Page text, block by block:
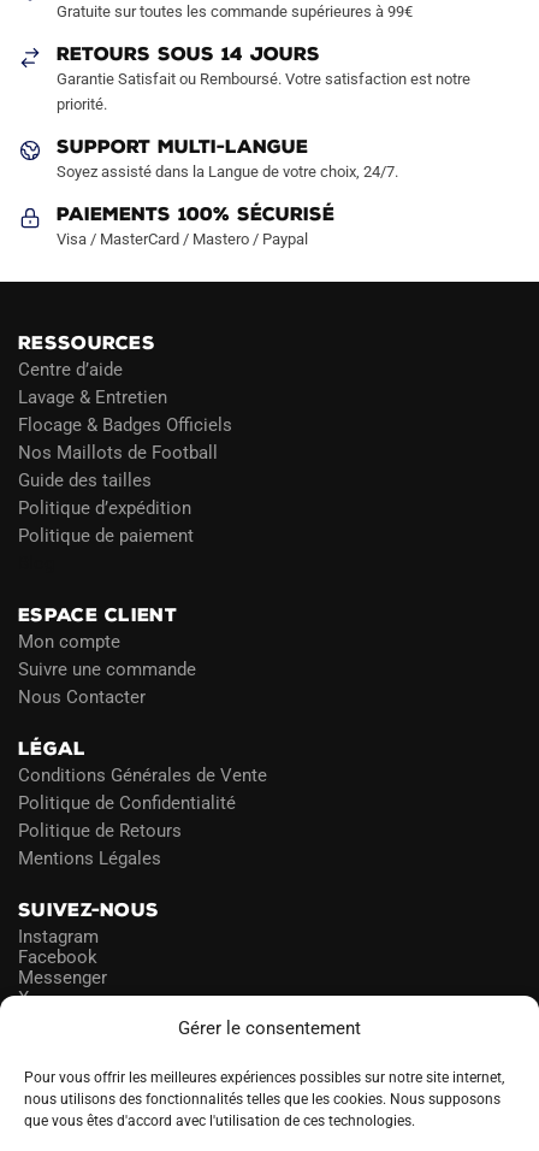
Gérer le consentement
Pour vous offrir les meilleures expériences possibles sur notre site internet,
nous utilisons des fonctionnalités telles que les cookies. Nous supposons
que vous êtes d'accord avec l'utilisation de ces technologies.
Gratuite sur toutes les commande supérieures à 99€
RETOURS SOUS 14 JOURS
Garantie Satisfait ou Remboursé. Votre satisfaction est notre
priorité.
SUPPORT MULTI-LANGUE
Soyez assisté dans la Langue de votre choix, 24/7.
Paiements 100% Sécurisé
Visa / MasterCard / Mastero / Paypal
RESSOURCES
Centre d’aide
Lavage & Entretien
Flocage & Badges Officiels
Nos Maillots de Football
Guide des tailles
Politique d’expédition
Politique de paiement
ESPACE CLIENT
Mon compte
Suivre une commande
Nous Contacter
LÉGAL
Conditions Générales de Vente
Politique de Confidentialité
Politique de Retours
Mentions Légales
SUIVEZ-NOUS
Instagram
Facebook
Messenger
X